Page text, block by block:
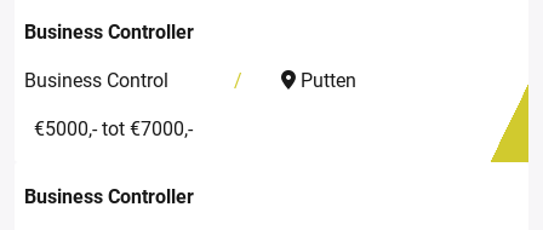
Business Controller
Business Control
Putten
€5000,- tot €7000,-
Business Controller